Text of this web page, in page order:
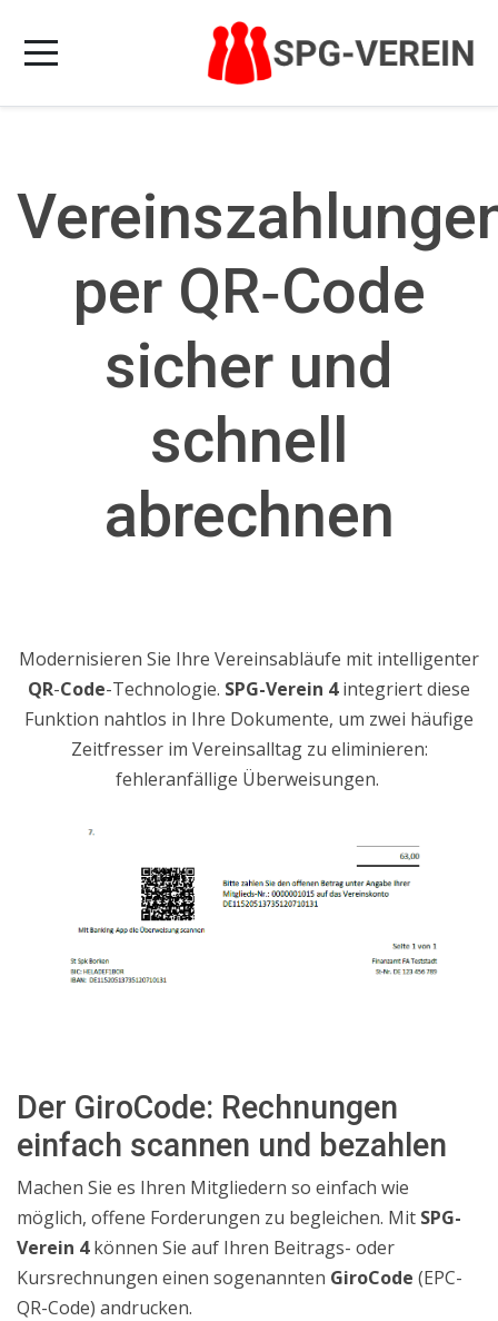
per QR‑Code
sicher und
schnell
abrechnen
Modernisieren Sie Ihre Vereinsabläufe mit intelligenter
QR-Code-Technologie. SPG-Verein 4integriert diese
Funktion nahtlos in Ihre Dokumente, um zwei häufige
Zeitfresser im Vereinsalltag zu eliminieren:
fehleranfällige Überweisungen.
Der GiroCode: Rechnungen
einfach scannen und bezahlen
Machen Sie es Ihren Mitgliedern so einfach wie
möglich, offene Forderungen zu begleichen. Mit SPG-
Verein 4können Sie auf Ihren Beitrags- oder
Kursrechnungen einen sogenannten GiroCode (EPC-
QR-Code) andrucken.